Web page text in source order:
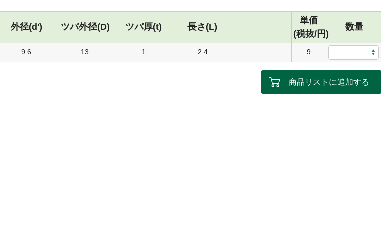
外径(d') ツバ外径(D) ツバ厚(t) 長さ(L)
単価
(税抜/円)
数量
9.6 13 1 2.4 9
商品リストに追加する